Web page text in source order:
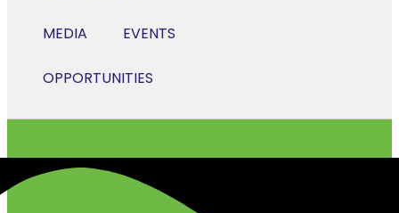
MEDIA EVENTS
OPPORTUNITIES